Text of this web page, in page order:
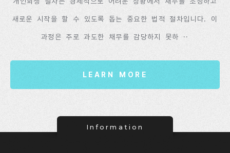
새로운 시작을 할 수 있도록 돕는 중요한 법적 절차입니다. 이
과정은 주로 과도한 채무를 감당하지 못하 ··
LEARN MORE
Information